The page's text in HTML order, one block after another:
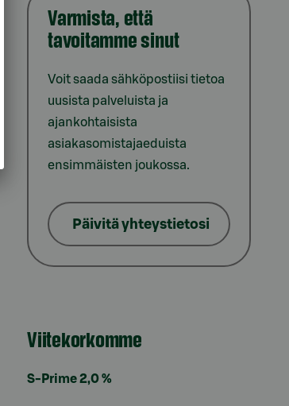
Varmista, että
tavoitamme sinut
Voit saada sähköpostiisi tietoa
uusista palveluista ja
ajankohtaisista
asiakasomistajaeduista
ensimmäisten joukossa.
Päivitä yhteystietosi
Viitekorkomme
S-Prime 2,0 %